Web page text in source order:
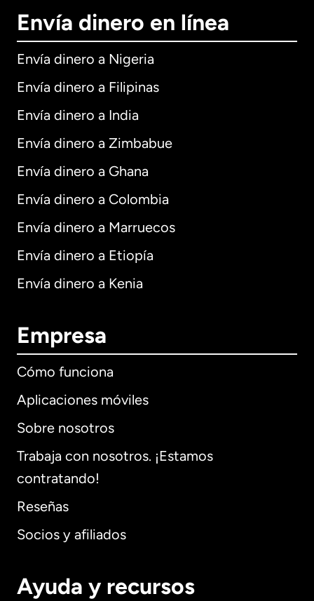
Envía dinero en línea
Envía dinero a Nigeria
Envía dinero a Filipinas
Envía dinero a India
Envía dinero a Zimbabue
Envía dinero a Ghana
Envía dinero a Colombia
Envía dinero a Marruecos
Envía dinero a Etiopía
Envía dinero a Kenia
Empresa
Cómo funciona
Aplicaciones móviles
Sobre nosotros
Trabaja con nosotros. ¡Estamos
contratando!
Reseñas
Socios y afiliados
Ayuda y recursos